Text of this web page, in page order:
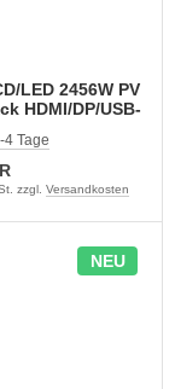
LED 2456W PV
HDMI/DP/USB-
4 Tage
zzgl. Versandkosten
NEU